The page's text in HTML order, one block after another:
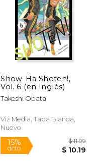
7%
Show-Ha Shoten!,
Vol. 6 (en Inglés)
Takeshi Obata
Viz Media, Tapa Blanda,
Nuevo